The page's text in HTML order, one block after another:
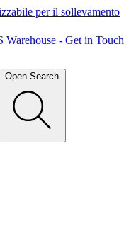
per il sollevamento
Warehouse - Get in Touch
Open Search